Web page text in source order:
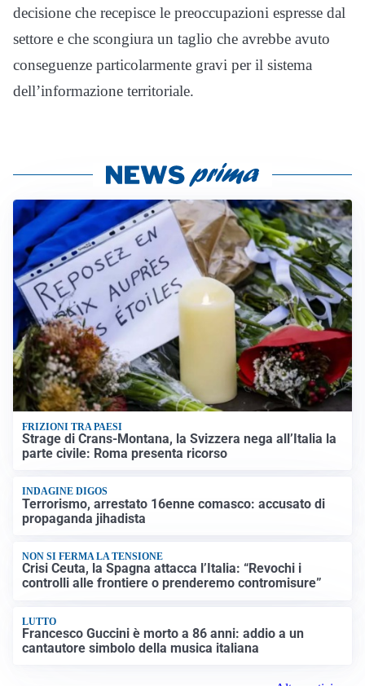
decisione che recepisce le preoccupazioni espresse dal
settore e che scongiura un taglio che avrebbe avuto
conseguenze particolarmente gravi per il sistema
dell’informazione territoriale.
FRIZIONI TRA PAESI
Strage di Crans-Montana, la Svizzera nega all’Italia la
parte civile: Roma presenta ricorso
INDAGINE DIGOS
Terrorismo, arrestato 16enne comasco: accusato di
propaganda jihadista
NON SI FERMA LA TENSIONE
Crisi Ceuta, la Spagna attacca l’Italia: “Revochi i
controlli alle frontiere o prenderemo contromisure”
LUTTO
Francesco Guccini è morto a 86 anni: addio a un
cantautore simbolo della musica italiana